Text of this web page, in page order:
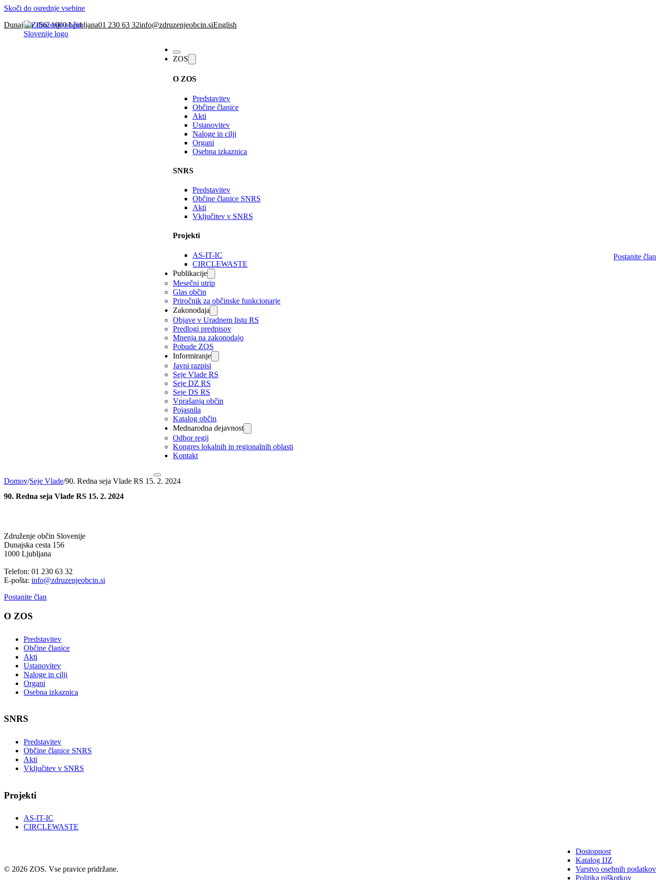
Skoči do osrednje vsebine
Dunajska 156, 1000 Ljubljana01 230 63 32info@zdruzenjeobcin.siEnglish
ZOS
O ZOS
Predstavitev
Občine članice
Akti
Ustanovitev
Naloge in cilji
Organi
Osebna izkaznica
SNRS
Predstavitev
Občine članice SNRS
Akti
Vključitev v SNRS
Projekti
AS-IT-IC
CIRCLEWASTE
Publikacije
Mesečni utrip
Glas občin
Priročnik za občinske funkcionarje
Zakonodaja
Objave v Uradnem listu RS
Predlogi predpisov
Mnenja na zakonodajo
Pobude ZOS
Informiranje
Javni razpisi
Seje Vlade RS
Seje DZ RS
Seje DS RS
Vprašanja občin
Pojasnila
Katalog občin
Mednarodna dejavnost
Odbor regij
Kongres lokalnih in regionalnih oblasti
Kontakt
Postanite član
Domov/Seje Vlade/90. Redna seja Vlade RS 15. 2. 2024
90. Redna seja Vlade RS 15. 2. 2024
Združenje občin Slovenije
Dunajska cesta 156
1000 Ljubljana
Telefon: 01 230 63 32
E-pošta: info@zdruzenjeobcin.si
Postanite član
O ZOS
Predstavitev
Občine članice
Akti
Ustanovitev
Naloge in cilji
Organi
Osebna izkaznica
SNRS
Predstavitev
Občine članice SNRS
Akti
Vključitev v SNRS
Projekti
AS-IT-IC
CIRCLEWASTE
© 2026 ZOS. Vse pravice pridržane.
Dostopnost
Katalog IJZ
Varstvo osebnih podatkov
Politika piškotkov